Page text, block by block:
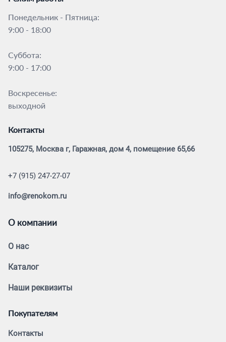
Понедельник - Пятница:
9:00 - 18:00
Суббота:
9:00 - 17:00
Воскресенье:
выходной
Контакты
105275, Москва г, Гаражная, дом 4, помещение 65,66
+7 (915) 247-27-07
info@renokom.ru
О компании
О нас
Каталог
Наши реквизиты
Покупателям
Контакты